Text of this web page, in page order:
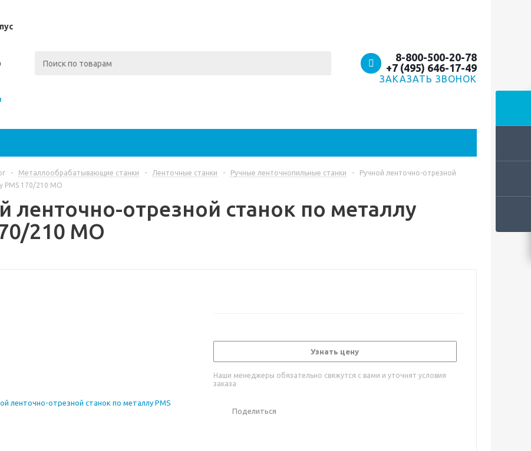
8-800-500-20-78
+7 (495) 646-17-49
ЗАКАЗАТЬ ЗВОНОК
- Металлообрабатывающие станки - Ленточные станки - Ручные ленточнопильные станки -
Ручной ленточно-отрезной
PMS 170/210 MO
ленточно-отрезной станок по металлу
210 MO
Узнать цену
Наши менеджеры обязательно свяжутся с вами и уточнят условия
заказа
Поделиться